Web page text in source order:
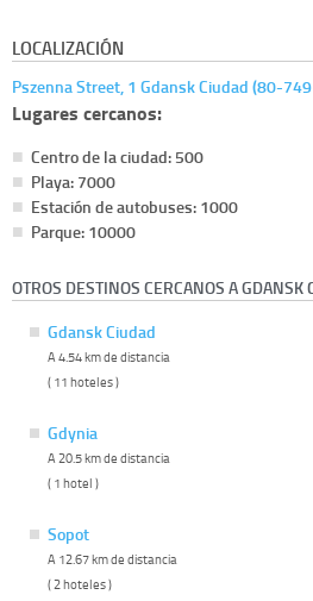
LOCALIZACIÓN
Pszenna Street, 1 Gdansk Ciudad (80-
Lugares cercanos:
Centro de la ciudad: 500
Playa: 7000
Estación de autobuses: 1000
Parque: 10000
OTROS DESTINOS CERCANOS A GDANSK
Gdansk Ciudad
A 4.54 km de distancia
( 11 hoteles )
Gdynia
A 20.5 km de distancia
( 1 hotel )
Sopot
A 12.67 km de distancia
( 2 hoteles )